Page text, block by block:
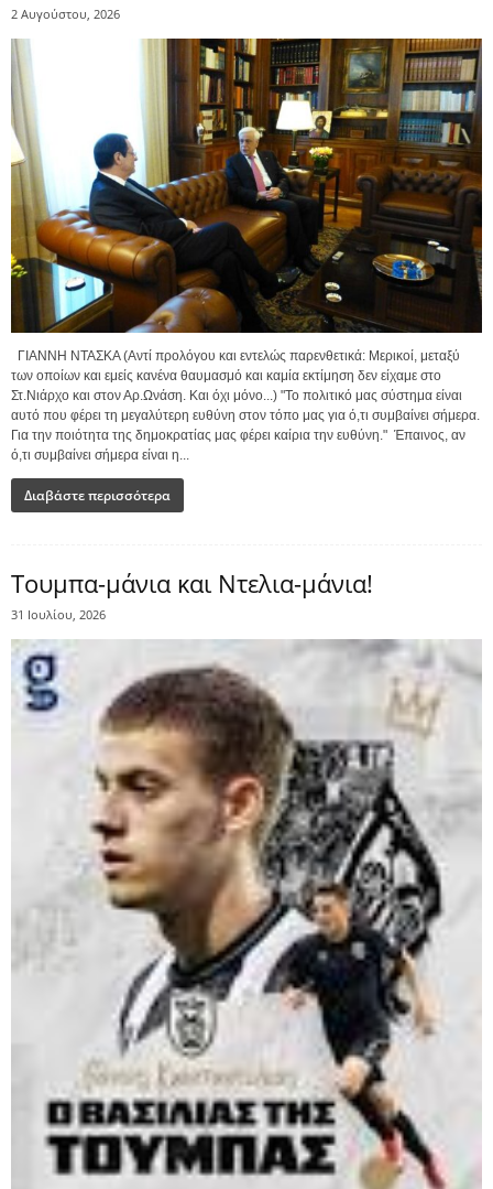
2 Αυγούστου, 2026
ΓΙΑΝΝΗ ΝΤΑΣΚΑ (Αντί προλόγου και εντελώς παρενθετικά: Μερικοί, μεταξύ
των οποίων και εμείς κανένα θαυμασμό και καμία εκτίμηση δεν είχαμε στο
Στ.Νιάρχο και στον Αρ.Ωνάση. Και όχι μόνο...) "Το πολιτικό μας σύστημα είναι
αυτό που φέρει τη μεγαλύτερη ευθύνη στον τόπο μας για ό,τι συμβαίνει σήμερα.
Για την ποιότητα της δημοκρατίας μας φέρει καίρια την ευθύνη." Έπαινος, αν
ό,τι συμβαίνει σήμερα είναι η...
Διαβάστε περισσότερα
Τουμπα-μάνια και Ντελια-μάνια!
31 Ιουλίου, 2026